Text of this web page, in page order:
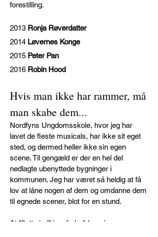
forestilling.
2013 Ronja Røverdatter
2014 Løvernes Konge
2015 Peter Pan
2016 Robin Hood
Hvis man ikke har rammer, må
man skabe dem...
Nordfyns Ungdomsskole, hvor jeg har
lavet de fleste musicals, har ikke sit eget
sted, og dermed heller ikke sin egen
scene. Til gengæld er der en hel del
nedlagte ubenyttede bygninger i
kommunen. Jeg har været så heldig at få
lov at låne nogen af dem og omdanne dem
til egnede scener, blot for en stund.
At "flytte ind" i en forladt bygning, er en